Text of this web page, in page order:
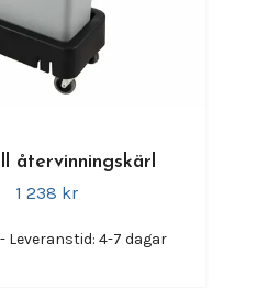
återvinningskärl
1 238 kr
Leveranstid: 4-7 dagar